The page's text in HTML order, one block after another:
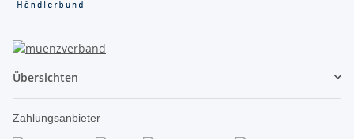
Übersichten
Zahlungsanbieter